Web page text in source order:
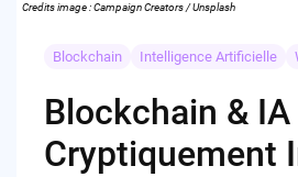
Credits image : Campaign Creators / Unsplash
Blockchain Intelligence Artificielle
Blockchain & IA
Cryptiquement